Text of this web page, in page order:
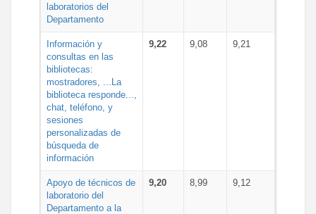
laboratorios del
Departamento
Información y
consultas en las
bibliotecas:
mostradores, ...La
biblioteca responde...,
chat, teléfono, y
sesiones
personalizadas de
búsqueda de
información
9,22 9,08 9,21
Apoyo de técnicos de
laboratorio del
Departamento a la
9,20 8,99 9,12